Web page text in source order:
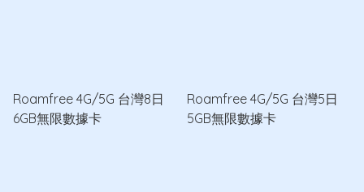
Roamfree 4G/5G 台灣8日
6GB無限數據卡
Roamfree 4G/5G 台灣5日
5GB無限數據卡